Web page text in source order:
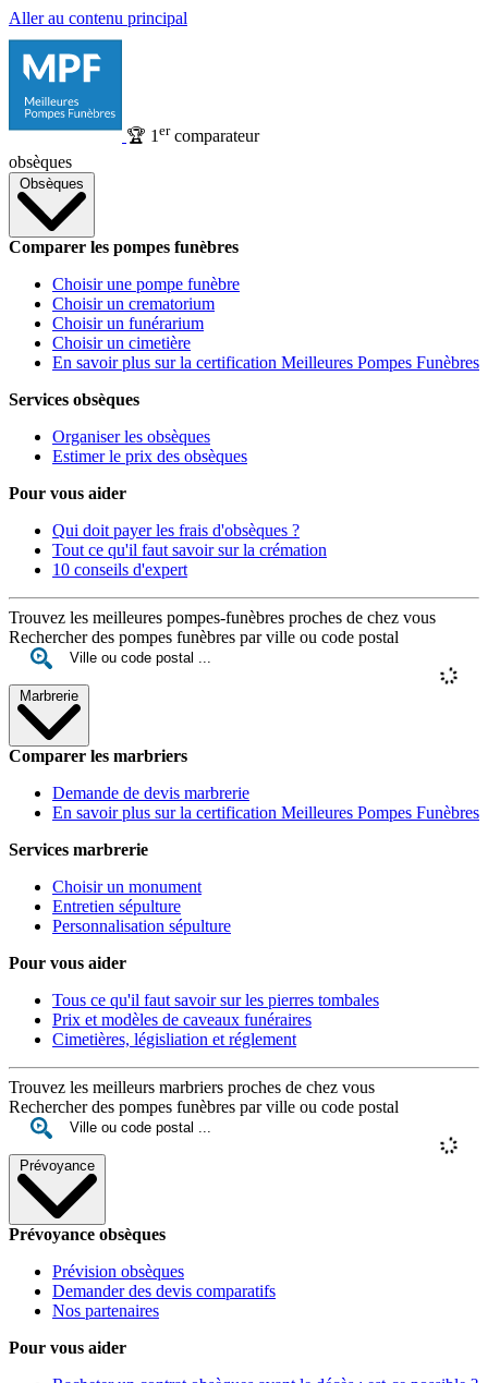
Aller au contenu principal
🏆 1 ercomparateur
obsèques
Obsèques
Comparer les pompes funèbres
Choisir une pompe funèbre
Choisir un crematorium
Choisir un funérarium
Choisir un cimetière
En savoir plus sur la certification Meilleures Pompes Funèbres
Services obsèques
Organiser les obsèques
Estimer le prix des obsèques
Pour vous aider
Qui doit payer les frais d'obsèques ?
Tout ce qu'il faut savoir sur la crémation
10 conseils d'expert
Trouvez les meilleures pompes-funèbres proches de chez vous
Rechercher des pompes funèbres par ville ou code postal
Marbrerie
Comparer les marbriers
Demande de devis marbrerie
En savoir plus sur la certification Meilleures Pompes Funèbres
Services marbrerie
Choisir un monument
Entretien sépulture
Personnalisation sépulture
Pour vous aider
Tous ce qu'il faut savoir sur les pierres tombales
Prix et modèles de caveaux funéraires
Cimetières, législiation et réglement
Trouvez les meilleurs marbriers proches de chez vous
Rechercher des pompes funèbres par ville ou code postal
Prévoyance
Prévoyance obsèques
Prévision obsèques
Demander des devis comparatifs
Nos partenaires
Pour vous aider